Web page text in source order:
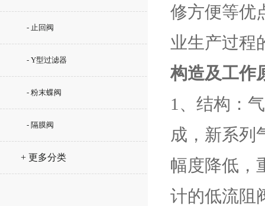
- 止回阀
- Y型过滤器
- 粉末蝶阀
- 隔膜阀
+ 更多分类
修方便等优
业生产过程
构造及工作
1、结构：
成，新系列
幅度降低，
计的低流阻